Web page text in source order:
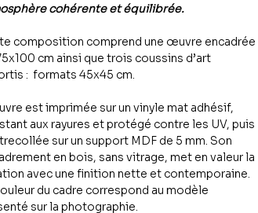
cohérente et équilibrée.
composition comprend une œuvre encadrée
cm ainsi que trois coussins d’art
: formats 45x45 cm.
est imprimée sur un vinyle mat adhésif,
aux rayures et protégé contre les UV, puis
sur un support MDF de 5 mm. Son
en bois, sans vitrage, met en valeur la
avec une finition nette et contemporaine.
du cadre correspond au modèle
sur la photographie.